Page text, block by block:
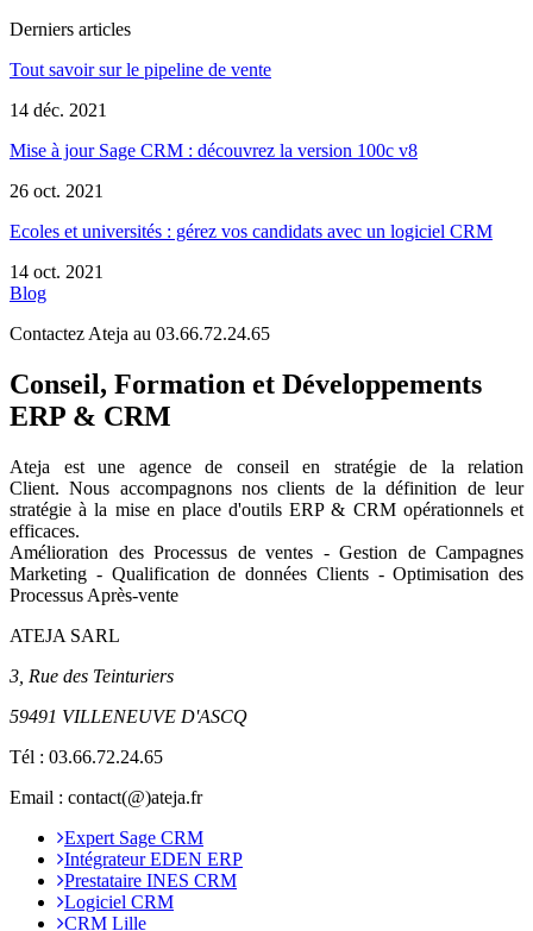
Derniers articles
Tout savoir sur le pipeline de vente
14 déc. 2021
Mise à jour Sage CRM : découvrez la version 100c v8
26 oct. 2021
Ecoles et universités : gérez vos candidats avec un logiciel CRM
14 oct. 2021
Blog
Contactez Ateja au 03.66.72.24.65
Conseil, Formation et Développements
ERP & CRM
Ateja est une agence de conseil en stratégie de la relation
Client.Nous accompagnons nos clients de la définition de leur
stratégie à la mise en place d'outils ERP & CRM opérationnels et
efficaces.
Amélioration des Processus de ventes - Gestion de Campagnes
Marketing - Qualification de données Clients - Optimisation des
Processus Après-vente
ATEJA SARL
3, Rue des Teinturiers
59491 VILLENEUVE D'ASCQ
Tél : 03.66.72.24.65
Email : contact(@)ateja.fr
Expert Sage CRM
Intégrateur EDEN ERP
Prestataire INES CRM
Logiciel CRM
CRM Lille